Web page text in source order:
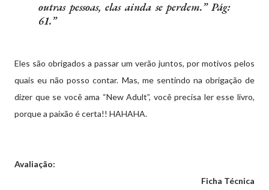
outras pessoas, elas ainda se perdem.” Pág:
61.
Eles são obrigados a passar um verão juntos, por motivos pelos
quais eu não posso contar. Mas, me sentindo na obrigação de
dizer que se você ama “New Adult”, você precisa ler esse livro,
porque a paixão é certa!! HAHAHA.
Avaliação:
Ficha Técnica